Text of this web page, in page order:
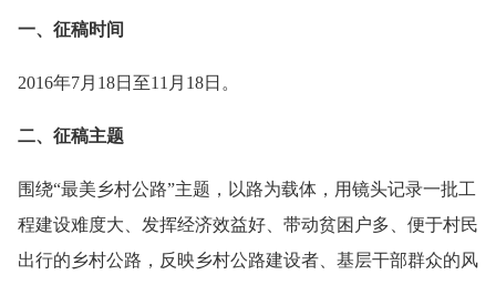
一、征稿时间
2016年7月18日至11月18日。
二、征稿主题
围绕“最美乡村公路”主题，以路为载体，用镜头记录一批工
程建设难度大、发挥经济效益好、带动贫困户多、便于村民
出行的乡村公路，反映乡村公路建设者、基层干部群众的风